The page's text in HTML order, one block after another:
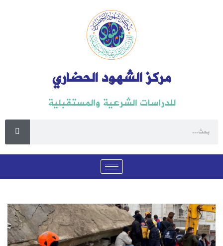
مركز الشهود الحضاري
للدراسات الشرعية والمستقبلية